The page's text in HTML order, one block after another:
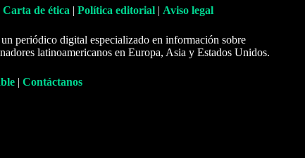
Carta de ética | Política editorial | Aviso legal
un periódico digital especializado en información sobre
latinoamericanos en Europa, Asia y Estados Unidos.
| Contáctanos